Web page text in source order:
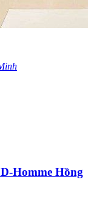
Homme Hồng